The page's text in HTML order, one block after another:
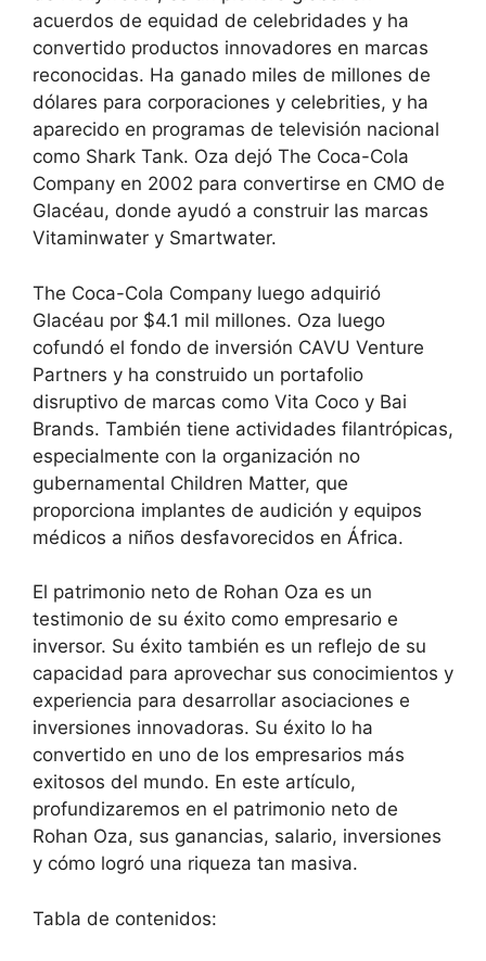
acuerdos de equidad de celebridades y ha
convertido productos innovadores en marcas
reconocidas. Ha ganado miles de millones de
dólares para corporaciones y celebrities, y ha
aparecido en programas de televisión nacional
como Shark Tank. Oza dejó The Coca-Cola
Company en 2002 para convertirse en CMO de
Glacéau, donde ayudó a construir las marcas
Vitaminwater y Smartwater.
The Coca-Cola Company luego adquirió
Glacéau por $4.1 mil millones. Oza luego
cofundó el fondo de inversión CAVU Venture
Partners y ha construido un portafolio
disruptivo de marcas como Vita Coco y Bai
Brands. También tiene actividades filantrópicas,
especialmente con la organización no
gubernamental Children Matter, que
proporciona implantes de audición y equipos
médicos a niños desfavorecidos en África.
El patrimonio neto de Rohan Oza es un
testimonio de su éxito como empresario e
inversor. Su éxito también es un reflejo de su
capacidad para aprovechar sus conocimientos y
experiencia para desarrollar asociaciones e
inversiones innovadoras. Su éxito lo ha
convertido en uno de los empresarios más
exitosos del mundo. En este artículo,
profundizaremos en el patrimonio neto de
Rohan Oza, sus ganancias, salario, inversiones
y cómo logró una riqueza tan masiva.
Tabla de contenidos: